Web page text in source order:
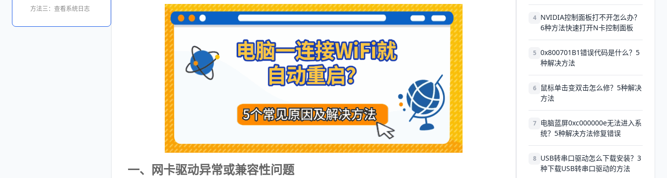
方法三：查看系统日志
一、网卡驱动异常或兼容性问题
4 NVIDIA控制面板打不开怎么办？
6种方法快速打开N卡控制面板
5 0x800701B1错误代码是什么？5
种解决方法
6
鼠标单击变双击怎么修？5种解决
方法
7 电脑蓝屏0xc000000e无法进入系
统？5种解决方法修复错误
8 USB转串口驱动怎么下载安装？3
种下载USB转串口驱动的方法